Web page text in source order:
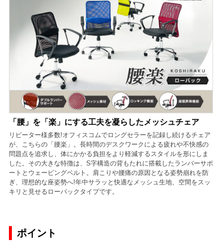
「腰」を「楽」にする工夫を凝らしたメッシュチェア
リピーター様多数!オフィスコムでロングセラーを記録し続けるチェア
が、こちらの「腰楽」。長時間のデスクワークによる疲れや不快感の
問題点を追求し、体にかかる負担をより軽減するスタイルを形にしま
した。その大きな特徴は、S字構造の背もたれに搭載したランバーサポ
ートとウェービングベルト。肩こりや腰痛の原因となる姿勢崩れを防
ぎ、理想的な座姿勢へ!年中サラッと快適なメッシュ生地、空間をスッ
キリと見せるローバックタイプです。
ポイント